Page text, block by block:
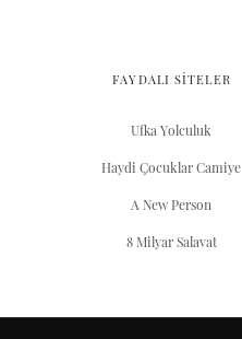
FAYDALI SİTELER
Ufka Yolculuk
Haydi Çocuklar Camiye
A New Person
8 Milyar Salavat